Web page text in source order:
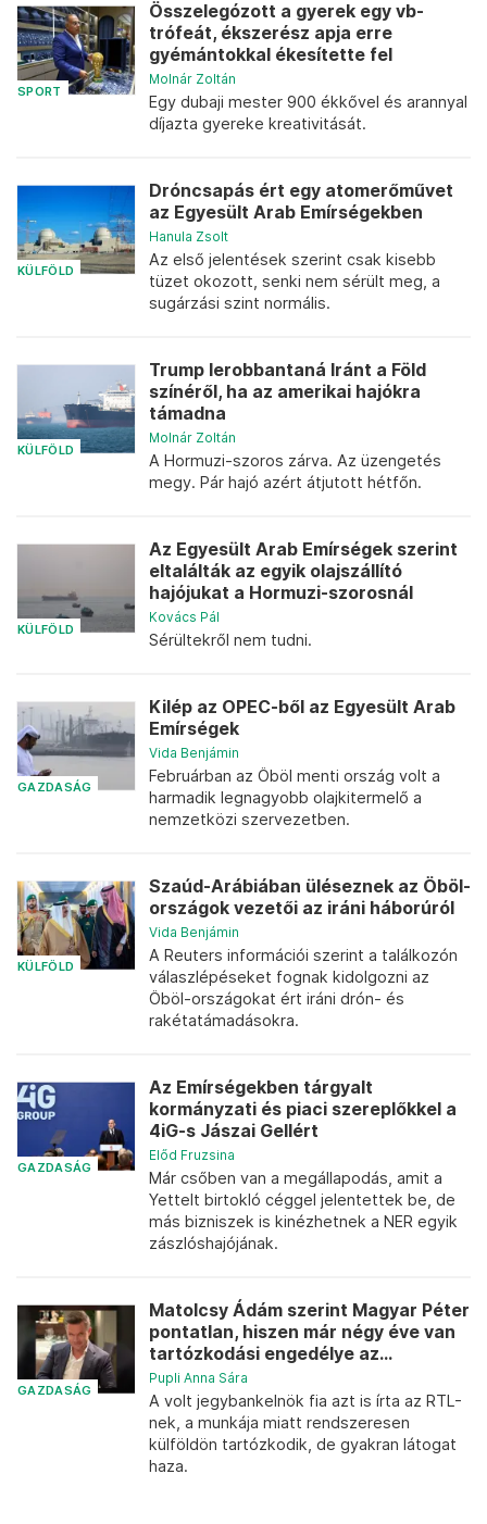
SPORT
Összelegózott a gyerek egy vb-
trófeát, ékszerész apja erre
gyémántokkal ékesítette fel
Molnár Zoltán
Egy dubaji mester 900 ékkővel és arannyal
díjazta gyereke kreativitását.
KÜLFÖLD
Dróncsapás ért egy atomerőművet
az Egyesült Arab Emírségekben
Hanula Zsolt
Az első jelentések szerint csak kisebb
tüzet okozott, senki nem sérült meg, a
sugárzási szint normális.
KÜLFÖLD
Trump lerobbantaná Iránt a Föld
színéről, ha az amerikai hajókra
támadna
Molnár Zoltán
A Hormuzi-szoros zárva. Az üzengetés
megy. Pár hajó azért átjutott hétfőn.
KÜLFÖLD
Az Egyesült Arab Emírségek szerint
eltalálták az egyik olajszállító
hajójukat a Hormuzi-szorosnál
Kovács Pál
Sérültekről nem tudni.
GAZDASÁG
Kilép az OPEC-ből az Egyesült Arab
Emírségek
Vida Benjámin
Februárban az Öböl menti ország volt a
harmadik legnagyobb olajkitermelő a
nemzetközi szervezetben.
KÜLFÖLD
Szaúd-Arábiában üléseznek az Öböl-
országok vezetői az iráni háborúról
Vida Benjámin
A Reuters információi szerint a találkozón
válaszlépéseket fognak kidolgozni az
Öböl-országokat ért iráni drón- és
rakétatámadásokra.
GAZDASÁG
Az Emírségekben tárgyalt
kormányzati és piaci szereplőkkel a
4iG-s Jászai Gellért
Előd Fruzsina
Már csőben van a megállapodás, amit a
Yettelt birtokló céggel jelentettek be, de
más bizniszek is kinézhetnek a NER egyik
zászlóshajójának.
GAZDASÁG
Matolcsy Ádám szerint Magyar Péter
pontatlan, hiszen már négy éve van
tartózkodási engedélye az...
Pupli Anna Sára
A volt jegybankelnök fia azt is írta az RTL-
nek, a munkája miatt rendszeresen
külföldön tartózkodik, de gyakran látogat
haza.